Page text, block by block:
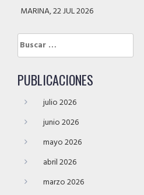
MARINA, 22 JUL 2026
Buscar:
PUBLICACIONES
julio 2026
junio 2026
mayo 2026
abril 2026
marzo 2026